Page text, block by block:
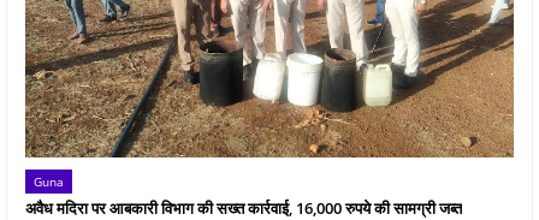
Guna
अवैध मदिरा पर आबकारी विभाग की सख्त कार्रवाई, 16,000 रुपये की सामग्री जब्त